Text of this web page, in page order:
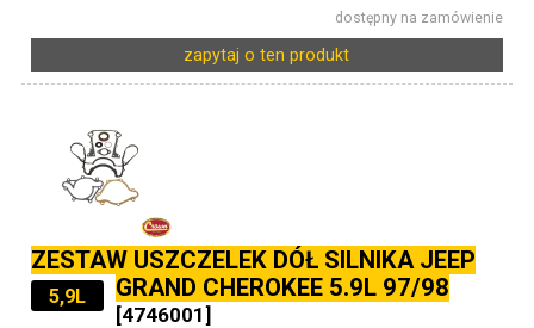
dostępny na zamówienie
zapytaj o ten produkt
ZESTAW USZCZELEK DÓŁ SILNIKA JEEP
GRAND CHEROKEE 5.9L 97/98
5,9L
[4746001]